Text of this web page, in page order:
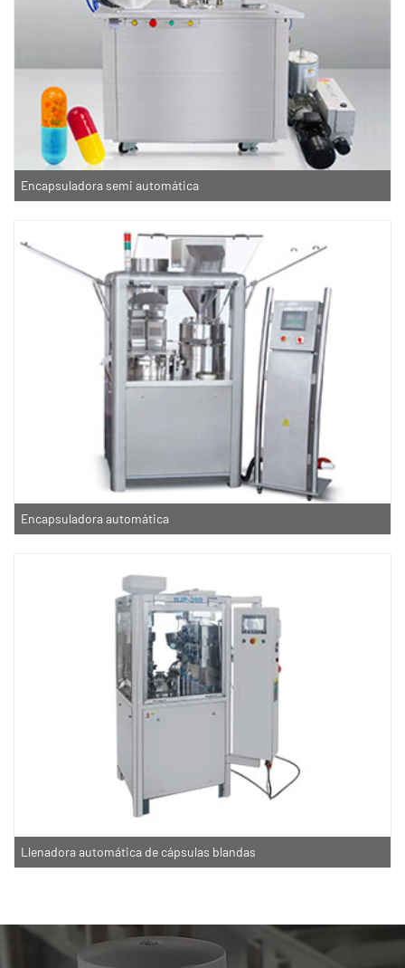
Encapsuladora semi automática
Encapsuladora automática
Llenadora automática de cápsulas blandas